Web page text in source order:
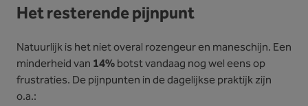
Het resterende pijnpunt
Natuurlijk is het niet overal rozengeur en maneschijn. Een
minderheid van 14%botst vandaag nog wel eens op
frustraties. De pijnpunten in de dagelijkse praktijk zijn
o.a.: